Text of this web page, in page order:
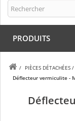
PRODUITS
/ PIÈCES DÉTACHÉES /
Déflecteur vermiculite -